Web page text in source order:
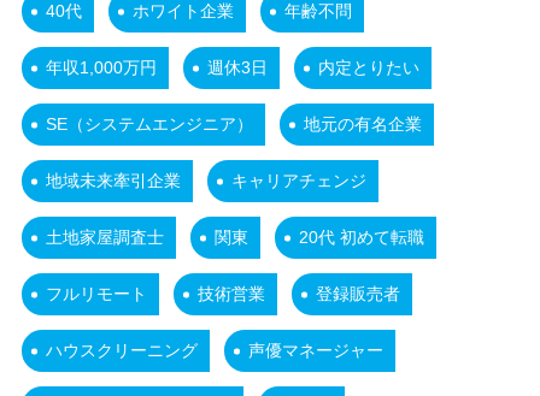
40代 ホワイト企業 年齢不問
年収1,000万円 週休3日 内定とりたい
SE（システムエンジニア） 地元の有名企業
地域未来牽引企業 キャリアチェンジ
土地家屋調査士 関東 20代 初めて転職
フルリモート 技術営業 登録販売者
ハウスクリーニング 声優マネージャー